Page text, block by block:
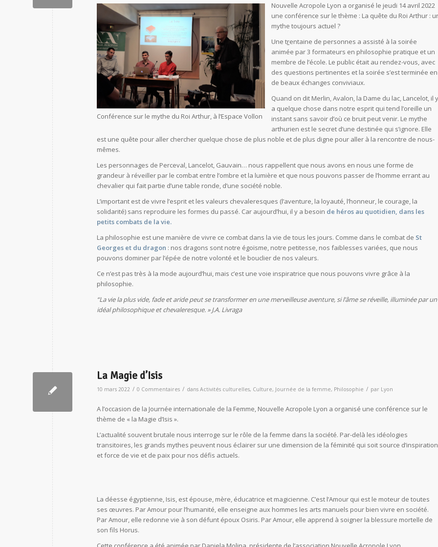
Conférence sur le mythe du Roi Arthur, à l’Espace Vollon
Nouvelle Acropole Lyon a organisé le jeudi 14 avril 2022
une conférence sur le thème : La quête du Roi Arthur :
mythe toujours actuel ?
Une trentaine de personnes a assisté à la soirée
animée par 3 formateurs en philosophie pratique et un
membre de l’école. Le public était au rendez-vous, avec
des questions pertinentes et la soirée s’est terminée en
de beaux échanges conviviaux.
Quand on dit Merlin, Avalon, la Dame du lac, Lancelot, il y
a quelque chose dans notre esprit qui tend l’oreille un
instant sans savoir d’où ce bruit peut venir. Le mythe
arthurien est le secret d’une destinée qui s’ignore. Elle
est une quête pour aller chercher quelque chose de plus noble et de plus digne pour aller à la rencontre de nous-
mêmes.
Les personnages de Perceval, Lancelot, Gauvain… nous rappellent que nous avons en nous une forme de
grandeur à réveiller par le combat entre l’ombre et la lumière et que nous pouvons passer de l’homme errant au
chevalier qui fait partie d’une table ronde, d’une société noble.
L’important est de vivre l’esprit et les valeurs chevaleresques (l’aventure, la loyauté, l’honneur, le courage, la
solidarité) sans reproduire les formes du passé. Car aujourd’hui, il y a besoin de héros au quotidien, dans les
petits combats de la vie.
La philosophie est une manière de vivre ce combat dans la vie de tous les jours. Comme dans le combat de St
Georges et du dragon : nos dragons sont notre égoïsme, notre petitesse, nos faiblesses variées, que nous
pouvons dominer par l’épée de notre volonté et le bouclier de nos valeurs.
Ce n’est pas très à la mode aujourd’hui, mais c’est une voie inspiratrice que nous pouvons vivre grâce à la
philosophie.
“La vie la plus vide, fade et aride peut se transformer en une merveilleuse aventure, si l’âme se réveille, illuminée par un
idéal philosophique et chevaleresque. » J.A. Livraga
La Magie d’Isis
10 mars 2022 / 0 Commentaires / dans Activités culturelles, Culture, Journée de la femme, Philosophie / par Lyon
A l’occasion de la Journée internationale de la Femme, Nouvelle Acropole Lyon a organisé une conférence sur le
thème de « la Magie d’Isis ».
L’actualité souvent brutale nous interroge sur le rôle de la femme dans la société. Par-delà les idéologies
transitoires, les grands mythes peuvent nous éclairer sur une dimension de la féminité qui soit source d’inspiration
et force de vie et de paix pour nos défis actuels.
La déesse égyptienne, Isis, est épouse, mère, éducatrice et magicienne. C’est l’Amour qui est le moteur de toutes
ses œuvres. Par Amour pour l’humanité, elle enseigne aux hommes les arts manuels pour bien vivre en société.
Par Amour, elle redonne vie à son défunt époux Osiris. Par Amour, elle apprend à soigner la blessure mortelle de
son fils Horus.